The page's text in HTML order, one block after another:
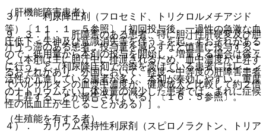
３）． 利尿降圧剤（フロセミド、トリクロルメチアジド
等）〔１１．１．５参照〕［初回投与後、一過性の急激な血
圧低下＜失神及び意識消失等を伴う＞を起こすおそれがある
ので、低用量から本剤の投与を開始し、増量する場合は徐々
に行うこと（利尿降圧剤で治療を受けている患者にはレニン
活性が亢進している患者が多く、本剤が奏効しやすい、重度
のナトリウムないし体液量の減少した患者では、まれに症候
性の低血圧が生じることがある）］。
４）． カリウム保持性利尿剤（スピロノラクトン、トリア
（肝機能障害患者）
９．３．１． 肝障害のある患者、特に胆汁性肝硬変及び胆
汁うっ滞のある患者：投与量を減らすなど慎重に投与するこ
と（本剤は主に胆汁中に排泄されるため、血中濃度が上昇す
るおそれがあり、外国において、軽度〜中等度の肝障害患者
でバルサルタンの血漿中濃度が、健康成人と比較して約２倍
に上昇することが報告されている）〔１６．５参照〕。
（生殖能を有する者）